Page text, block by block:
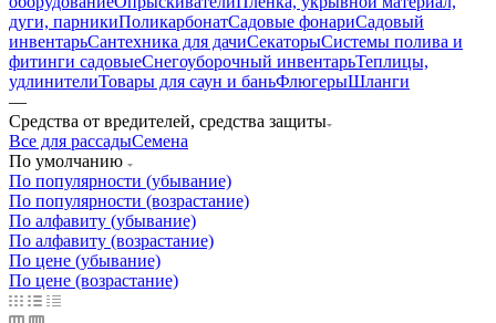
дуги, парникиПоликарбонатСадовые фонариСадовый
инвентарьСантехника для дачиСекаторыСистемы полива и
фитинги садовыеСнегоуборочный инвентарьТеплицы,
удлинителиТовары для саун и баньФлюгерыШланги
—
Средства от вредителей, средства защиты
Все для рассадыСемена
По умолчанию
По популярности (убывание)
По популярности (возрастание)
По алфавиту (убывание)
По алфавиту (возрастание)
По цене (убывание)
По цене (возрастание)